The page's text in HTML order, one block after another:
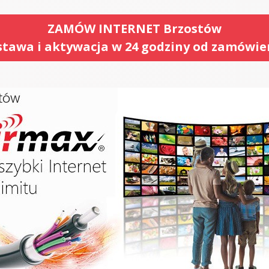
ZAMÓW INTERNET Brzostów
i aktywacja w 24 godziny od